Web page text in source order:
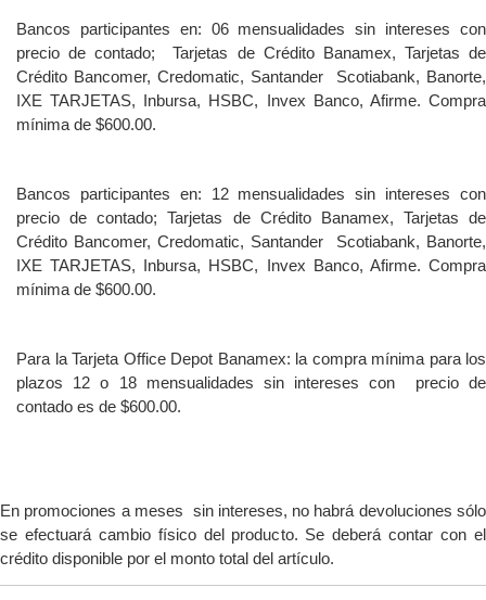
Bancos participantes en: 06 mensualidades sin intereses con
precio de contado; Tarjetas de Crédito Banamex, Tarjetas de
Crédito Bancomer, Credomatic, Santander Scotiabank, Banorte,
IXE TARJETAS, Inbursa, HSBC, Invex Banco, Afirme. Compra
mínima de $600.00.
Bancos participantes en: 12 mensualidades sin intereses con
precio de contado; Tarjetas de Crédito Banamex, Tarjetas de
Crédito Bancomer, Credomatic, Santander Scotiabank, Banorte,
IXE TARJETAS, Inbursa, HSBC, Invex Banco, Afirme. Compra
mínima de $600.00.
Para la Tarjeta Office Depot Banamex: la compra mínima para los
plazos 12 o 18 mensualidades sin intereses con precio de
contado es de $600.00.
En promociones a meses sin intereses, no habrá devoluciones sólo
se efectuará cambio físico del producto. Se deberá contar con el
crédito disponible por el monto total del artículo.